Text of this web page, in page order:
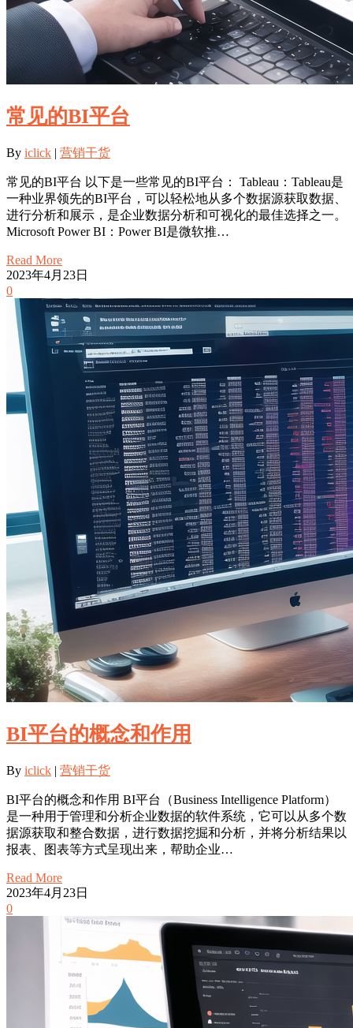
常见的BI平台
By iclick | 营销干货
常见的BI平台 以下是一些常见的BI平台： Tableau：Tableau是
一种业界领先的BI平台，可以轻松地从多个数据源获取数据、
进行分析和展示，是企业数据分析和可视化的最佳选择之一。
Microsoft Power BI：Power BI是微软推…
Read More
2023年4月23日
0
BI平台的概念和作用
By iclick | 营销干货
BI平台的概念和作用 BI平台（Business Intelligence Platform）
是一种用于管理和分析企业数据的软件系统，它可以从多个数
据源获取和整合数据，进行数据挖掘和分析，并将分析结果以
报表、图表等方式呈现出来，帮助企业…
Read More
2023年4月23日
0